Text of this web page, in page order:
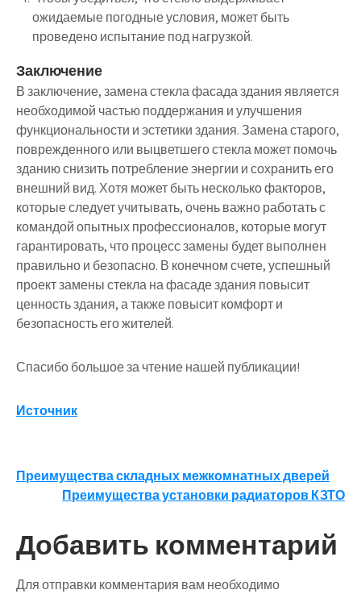
ожидаемые погодные условия, может быть
проведено испытание под нагрузкой.
Заключение
В заключение, замена стекла фасада здания является
необходимой частью поддержания и улучшения
функциональности и эстетики здания. Замена старого,
поврежденного или выцветшего стекла может помочь
зданию снизить потребление энергии и сохранить его
внешний вид. Хотя может быть несколько факторов,
которые следует учитывать, очень важно работать с
командой опытных профессионалов, которые могут
гарантировать, что процесс замены будет выполнен
правильно и безопасно. В конечном счете, успешный
проект замены стекла на фасаде здания повысит
ценность здания, а также повысит комфорт и
безопасность его жителей.
Спасибо большое за чтение нашей публикации!
Источник
Навигация
записям
Преимущества складных межкомнатных дверей
Преимущества установки радиаторов КЗТО
Добавить комментарий
Для отправки комментария вам необходимо